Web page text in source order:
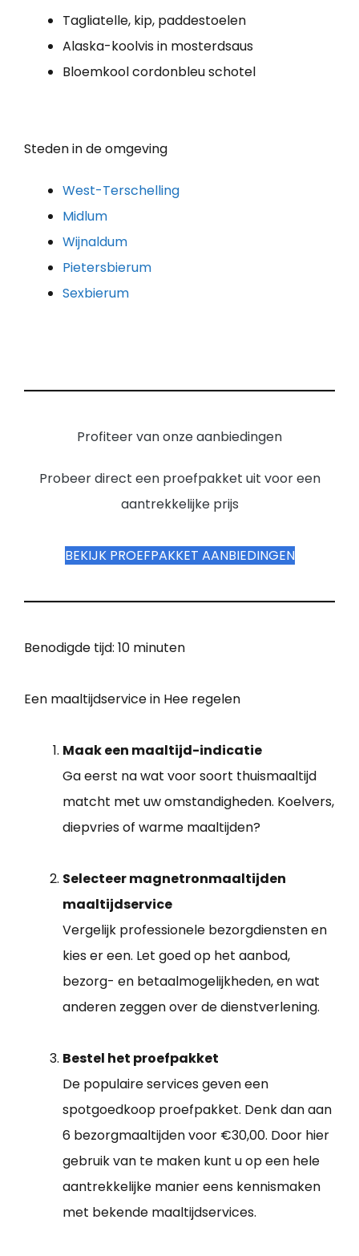
Tagliatelle, kip, paddestoelen
Alaska-koolvis in mosterdsaus
Bloemkool cordonbleu schotel
Steden in de omgeving
West-Terschelling
Midlum
Wijnaldum
Pietersbierum
Sexbierum
Profiteer van onze aanbiedingen
Probeer direct een proefpakket uit voor een
aantrekkelijke prijs
BEKIJK PROEFPAKKET AANBIEDINGEN
Benodigde tijd: 10 minuten
Een maaltijdservice in Hee regelen
Maak een maaltijd-indicatie
Ga eerst na wat voor soort thuismaaltijd
matcht met uw omstandigheden. Koelvers,
diepvries of warme maaltijden?
Selecteer magnetronmaaltijden
maaltijdservice
Vergelijk professionele bezorgdiensten en
kies er een. Let goed op het aanbod,
bezorg- en betaalmogelijkheden, en wat
anderen zeggen over de dienstverlening.
Bestel het proefpakket
De populaire services geven een
spotgoedkoop proefpakket. Denk dan aan
6 bezorgmaaltijden voor €30,00. Door hier
gebruik van te maken kunt u op een hele
aantrekkelijke manier eens kennismaken
met bekende maaltijdservices.